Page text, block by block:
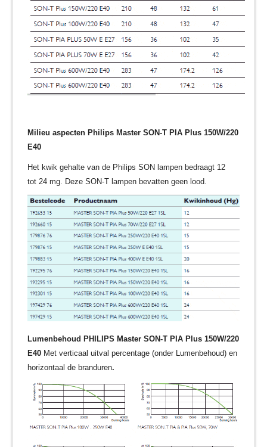
Milieu aspecten Philips Master SON-T PIA Plus 150W/220
E40
Het kwik gehalte van de Philips SON lampen bedraagt 12
tot 24 mg. Deze SON-T lampen bevatten geen lood.
Lumenbehoud PHILIPS Master SON-T PIA Plus 150W/220
E40 Met verticaal uitval percentage (onder Lumenbehoud) en
horizontaal de branduren.